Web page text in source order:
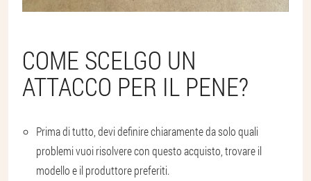
COME SCELGO UN
ATTACCO PER IL PENE?
Prima di tutto, devi definire chiaramente da solo quali
problemi vuoi risolvere con questo acquisto, trovare il
modello e il produttore preferiti.